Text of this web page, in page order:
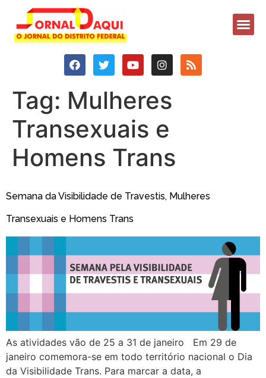
Tag: Mulheres
Transexuais e
Homens Trans
Semana da Visibilidade de Travestis, Mulheres
Transexuais e Homens Trans
As atividades vão de 25 a 31 de janeiro Em 29 de
janeiro comemora-se em todo território nacional o Dia
da Visibilidade Trans. Para marcar a data, a